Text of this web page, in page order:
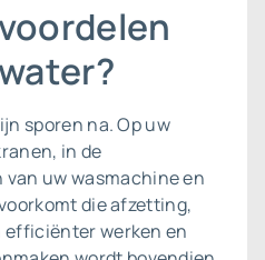
sporen na. Op uw
in de
uw wasmachine en
die afzetting,
efficiënter werken en